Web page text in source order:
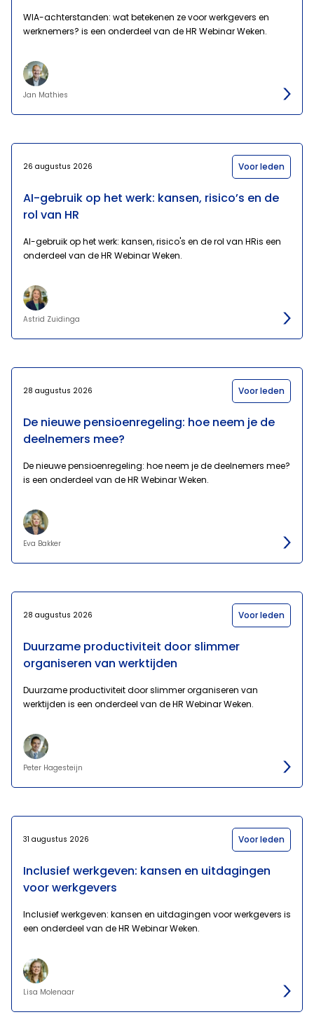
WIA-achterstanden: wat betekenen ze voor werkgevers en
werknemers? is een onderdeel van de HR Webinar Weken.
Jan Mathies
26 augustus 2026 Voor leden
AI-gebruik op het werk: kansen, risico’s en de
rol van HR
AI-gebruik op het werk: kansen, risico's en de rol van HRis een
onderdeel van de HR Webinar Weken.
Astrid Zuidinga
28 augustus 2026 Voor leden
De nieuwe pensioenregeling: hoe neem je de
deelnemers mee?
De nieuwe pensioenregeling: hoe neem je de deelnemers mee?
is een onderdeel van de HR Webinar Weken.
Eva Bakker
28 augustus 2026 Voor leden
Duurzame productiviteit door slimmer
organiseren van werktijden
Duurzame productiviteit door slimmer organiseren van
werktijden is een onderdeel van de HR Webinar Weken.
Peter Hagesteijn
31 augustus 2026 Voor leden
Inclusief werkgeven: kansen en uitdagingen
voor werkgevers
Inclusief werkgeven: kansen en uitdagingen voor werkgevers is
een onderdeel van de HR Webinar Weken.
Lisa Molenaar